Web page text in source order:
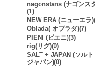
nagonstans (ナゴンス
(1)
NEW ERA (ニューエラ
Oblada( オブラダ)(7)
PIENI (ピエニ)(3)
rig(リグ)(0)
SALT + JAPAN (ソルト
ジャパン)(0)